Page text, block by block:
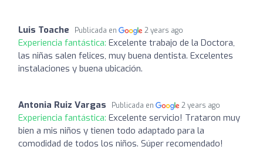
Luis Toache Publicada en 2 years ago
Experiencia fantástica: Excelente trabajo de la Doctora,
las niñas salen felices, muy buena dentista. Excelentes
instalaciones y buena ubicación.
Antonia Ruiz Vargas Publicada en 2 years ago
Experiencia fantástica: Excelente servicio! Trataron muy
bien a mis niños y tienen todo adaptado para la
comodidad de todos los niños. Súper recomendado!